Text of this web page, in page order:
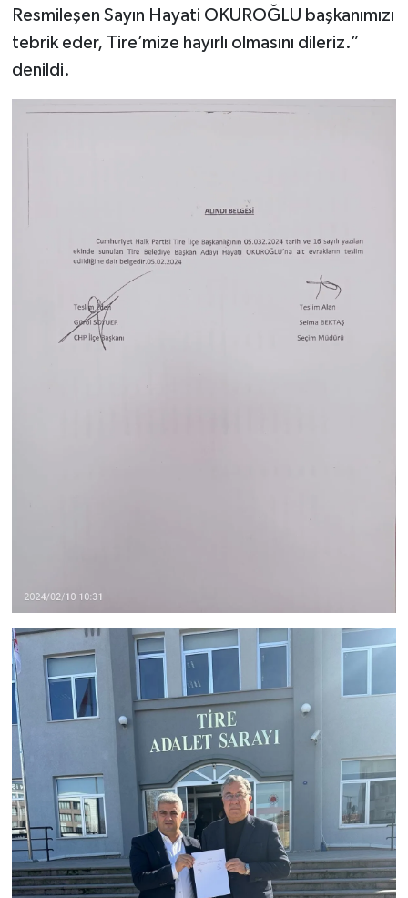
Resmileşen Sayın Hayati OKUROĞLU başkanımızı
tebrik eder, Tire’mize hayırlı olmasını dileriz.”
denildi.